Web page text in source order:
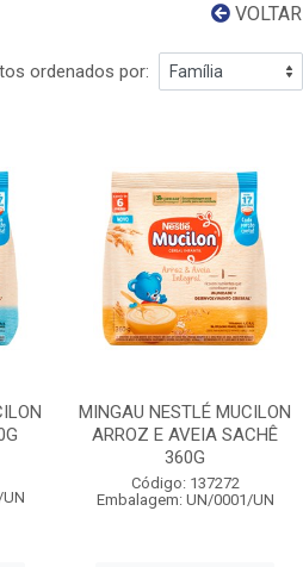
VOLTAR
ordenados por:
MINGAU NESTLÉ MUCILON
ARROZ E AVEIA SACHÊ
360G
Código: 137272
Embalagem: UN/0001/UN